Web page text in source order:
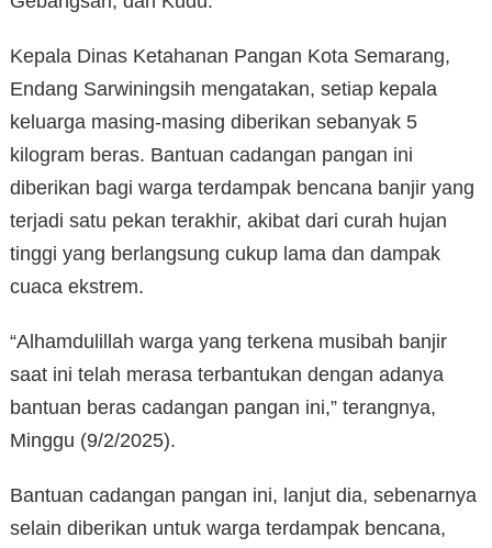
Kepala Dinas Ketahanan Pangan Kota Semarang,
Endang Sarwiningsih mengatakan, setiap kepala
keluarga masing-masing diberikan sebanyak 5
kilogram beras. Bantuan cadangan pangan ini
diberikan bagi warga terdampak bencana banjir yang
terjadi satu pekan terakhir, akibat dari curah hujan
tinggi yang berlangsung cukup lama dan dampak
cuaca ekstrem.
“Alhamdulillah warga yang terkena musibah banjir
saat ini telah merasa terbantukan dengan adanya
bantuan beras cadangan pangan ini,” terangnya,
Minggu (9/2/2025).
Bantuan cadangan pangan ini, lanjut dia, sebenarnya
selain diberikan untuk warga terdampak bencana,